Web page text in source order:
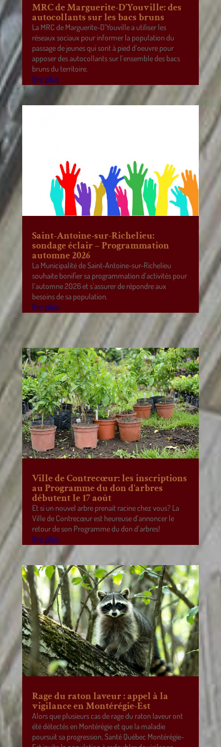
MRC de Marguerite-D’Youville: des
autocollants sur les bacs bruns
La MRC de Marguerite-D’Youville a utiliser les
réseaux sociaux pour informer la population du
passage de jeunes qui sont à pied d’oeuvre pour
apposer des autocollants sur l’ensemble des bacs
bruns du territoire.
lire plus
Saint-Antoine-sur-Richelieu:
sondage éclair – Programmation
automne 2026
La Municipalité de Saint-Antoine-sur-Richelieu
souhaite bonifier sa programmation d’activités pour
l’automne 2026 et s’assurer de répondre aux
besoins de sa population.
lire plus
Ville de Contrecœur: les inscriptions
au Programme du don d’arbres
débutent le 17 août
Et si un nouvel arbre prenait racine chez vous? La
Ville de Contrecœur est heureuse d’annoncer le
retour de son Programme du don d’arbres!
lire plus
Rage du raton laveur : appel à la
vigilance en Montérégie-Est
Alors que plusieurs cas de rage du raton laveur ont
été détectés en Montérégie et que la maladie
poursuit sa progression, Santé Québec Montérégie-